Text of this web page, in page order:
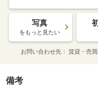
写真
をもっと見たい
お問い合わせ先 賃貸・売
備考